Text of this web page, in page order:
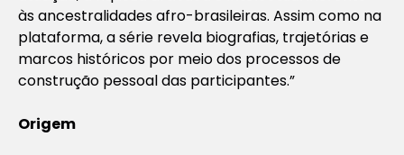
às ancestralidades afro-brasileiras. Assim como na
plataforma, a série revela biografias, trajetórias e
marcos históricos por meio dos processos de
construção pessoal das participantes.”
Origem